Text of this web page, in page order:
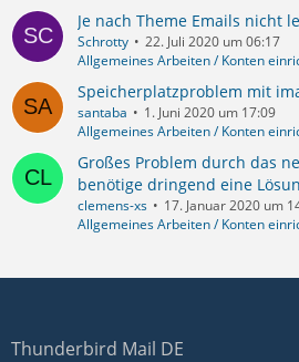
Je nach Theme Emails nicht
Schrotty
22. Juli 2020 um 06:17
Allgemeines Arbeiten / Konten
Speicherplatzproblem mit
santaba
1. Juni 2020 um 17:09
Allgemeines Arbeiten / Konten
Großes Problem durch das
benötige dringend eine
clemens-xs
17. Januar 2020 um
Allgemeines Arbeiten / Konten
Thunderbird Mail DE